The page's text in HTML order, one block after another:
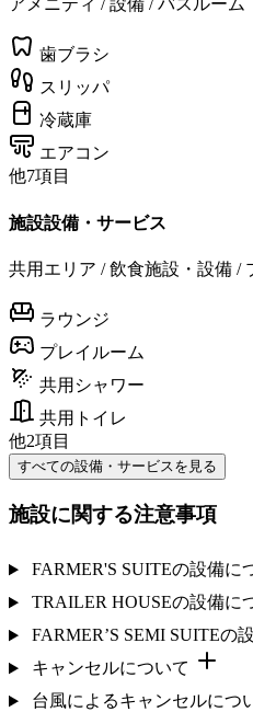
アメニティ / 設備 / バスルーム
歯ブラシ
スリッパ
冷蔵庫
エアコン
他7項目
施設設備・サービス
共用エリア / 飲食施設・設備 /
ラウンジ
プレイルーム
共用シャワー
共用トイレ
他2項目
すべての設備・サービスを見る
施設に関する注意事項
FARMER'S SUITEの設備に
TRAILER HOUSEの設備に
FARMER’S SEMI SUITEの
キャンセルについて
台風によるキャンセルにつ